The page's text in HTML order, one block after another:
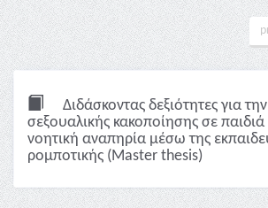
Διδάσκοντας δεξιότητες για
σεξουαλικής κακοποίησης σε
νοητική αναπηρία μέσω της
ρομποτικής (Master thesis)